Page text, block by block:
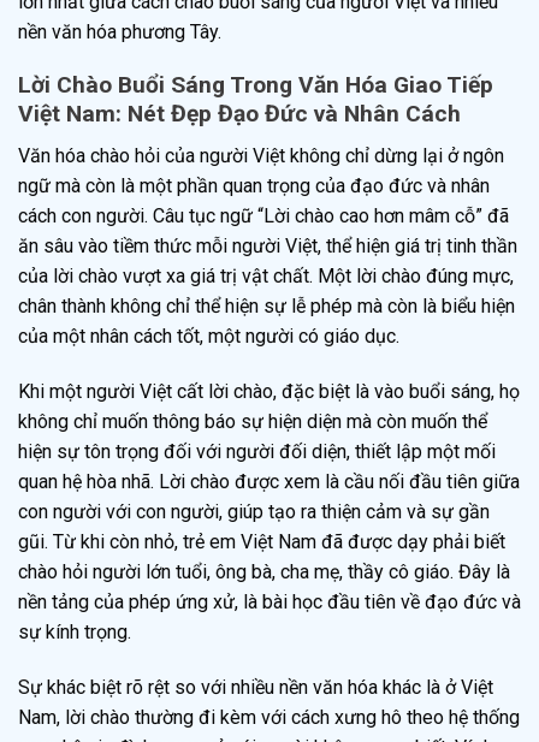
nền văn hóa phương Tây.
Lời Chào Buổi Sáng Trong Văn Hóa Giao Tiếp
Việt Nam: Nét Đẹp Đạo Đức và Nhân Cách
Văn hóa chào hỏi của người Việt không chỉ dừng lại ở ngôn
ngữ mà còn là một phần quan trọng của đạo đức và nhân
cách con người. Câu tục ngữ “Lời chào cao hơn mâm cỗ” đã
ăn sâu vào tiềm thức mỗi người Việt, thể hiện giá trị tinh thần
của lời chào vượt xa giá trị vật chất. Một lời chào đúng mực,
chân thành không chỉ thể hiện sự lễ phép mà còn là biểu hiện
của một nhân cách tốt, một người có giáo dục.
Khi một người Việt cất lời chào, đặc biệt là vào buổi sáng, họ
không chỉ muốn thông báo sự hiện diện mà còn muốn thể
hiện sự tôn trọng đối với người đối diện, thiết lập một mối
quan hệ hòa nhã. Lời chào được xem là cầu nối đầu tiên giữa
con người với con người, giúp tạo ra thiện cảm và sự gần
gũi. Từ khi còn nhỏ, trẻ em Việt Nam đã được dạy phải biết
chào hỏi người lớn tuổi, ông bà, cha mẹ, thầy cô giáo. Đây là
nền tảng của phép ứng xử, là bài học đầu tiên về đạo đức và
sự kính trọng.
Sự khác biệt rõ rệt so với nhiều nền văn hóa khác là ở Việt
Nam, lời chào thường đi kèm với cách xưng hô theo hệ thống